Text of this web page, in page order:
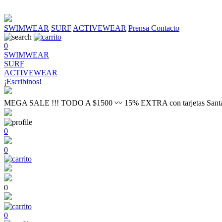
SWIMWEAR SURF ACTIVEWEAR Prensa Contacto
0
SWIMWEAR
SURF
ACTIVEWEAR
¡Escribinos!
MEGA SALE !!! TODO A $1500 〰 15% EXTRA con tarjetas
0
0
0
0